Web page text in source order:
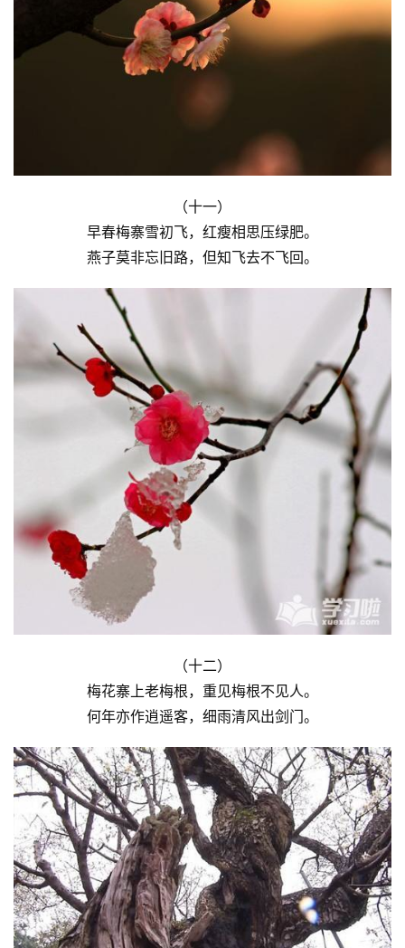
（十一）
早春梅寨雪初飞，红瘦相思压绿肥。
燕子莫非忘旧路，但知飞去不飞回。
（十二）
梅花寨上老梅根，重见梅根不见人。
何年亦作逍遥客，细雨清风出剑门。